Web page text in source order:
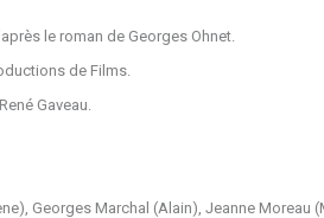
le roman de Georges Ohnet.
de Films.
Gaveau.
Georges Marchal (Alain), Jeanne